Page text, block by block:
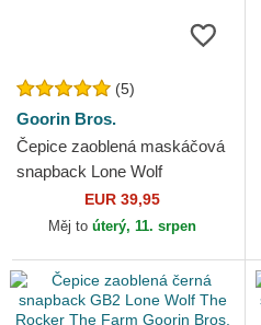
(5)
Goorin Bros.
Čepice zaoblená maskáčová
snapback Lone Wolf
Camouflage Seasonal Real
Tree The Farm Goorin Bros.
EUR 39,95
Měj to úterý, 11. srpen